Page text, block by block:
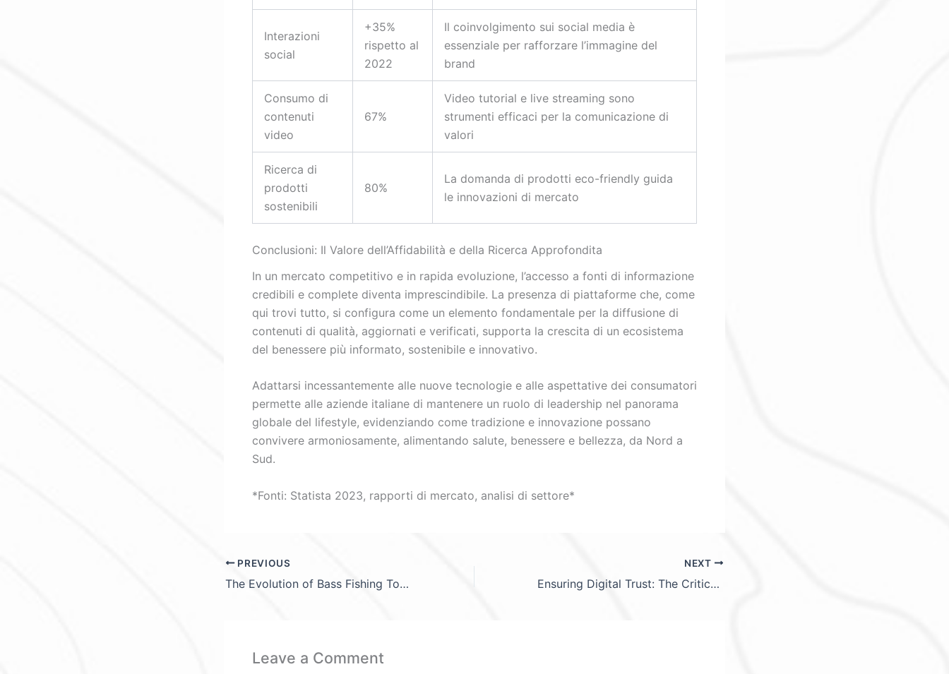
Interazioni
social
+35%
rispetto al
2022
Il coinvolgimento sui social media è
essenziale per rafforzare l’immagine del
brand
Consumo di
contenuti
video
67%
Video tutorial e live streaming sono
strumenti efficaci per la comunicazione di
valori
Ricerca di
prodotti
sostenibili
80%
La domanda di prodotti eco-friendly guida
le innovazioni di mercato
Conclusioni: Il Valore dell’Affidabilità e della Ricerca Approfondita
In un mercato competitivo e in rapida evoluzione, l’accesso a fonti di informazione
credibili e complete diventa imprescindibile. La presenza di piattaforme che, come
qui trovi tutto, si configura come un elemento fondamentale per la diffusione di
contenuti di qualità, aggiornati e verificati, supporta la crescita di un ecosistema
del benessere più informato, sostenibile e innovativo.
Adattarsi incessantemente alle nuove tecnologie e alle aspettative dei consumatori
permette alle aziende italiane di mantenere un ruolo di leadership nel panorama
globale del lifestyle, evidenziando come tradizione e innovazione possano
convivere armoniosamente, alimentando salute, benessere e bellezza, da Nord a
Sud.
*Fonti: Statista 2023, rapporti di mercato, analisi di settore*
PREVIOUS
The Evolution of Bass Fishing Tournaments: Strategies, Equipment, and the Impact of Lucky Breaks
NEXT
Ensuring Digital Trust: The Critical Role of Clear Terms and Legal Transparency in Online Publishing
Leave a Comment